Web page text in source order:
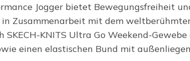
Jogger bietet Bewegungsfreiheit
Zusammenarbeit mit dem
KNITS Ultra Go Weekend-
einen elastischen Bund mit